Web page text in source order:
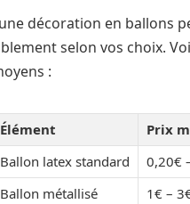
décoration en ballons
selon vos choix.
:
Élément
Prix
Ballon latex standard
0,20€
Ballon métallisé
1€ –